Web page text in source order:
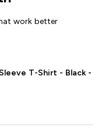
work better
T-Shirt - Black -